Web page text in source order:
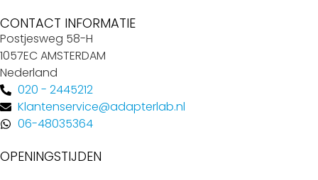
CONTACT INFORMATIE
Postjesweg 58-H
1057EC AMSTERDAM
Nederland
020 - 2445212
Klantenservice@adapterlab.nl
06-48035364
OPENINGSTIJDEN